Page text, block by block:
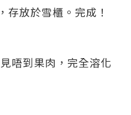
存放於雪櫃。完成！
唔到果肉，完全溶化